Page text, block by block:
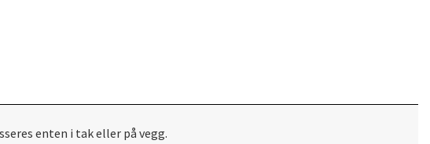
enten i tak eller på vegg.